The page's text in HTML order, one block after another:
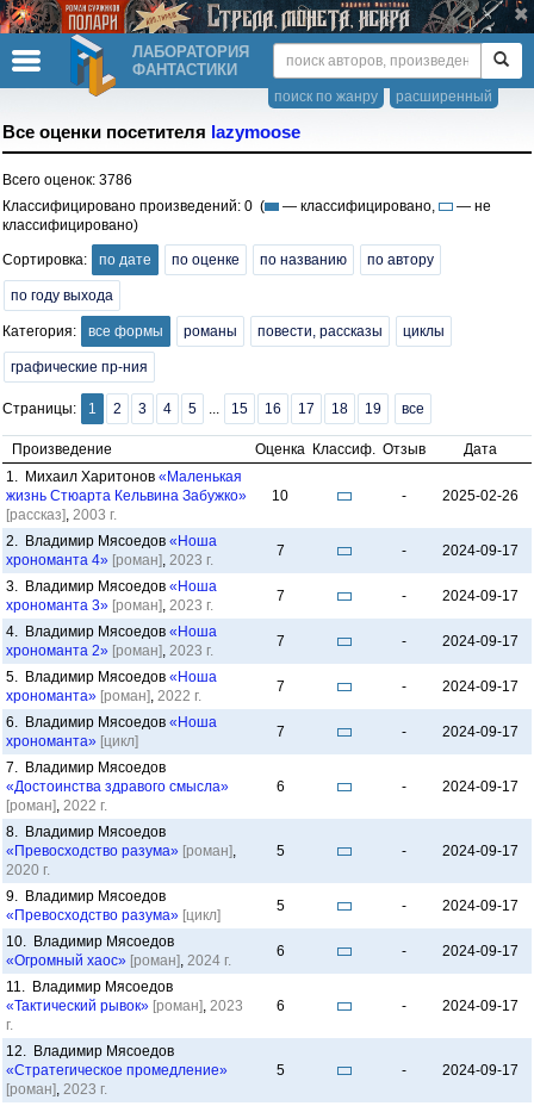
ЛАБОРАТОРИЯ
ФАНТАСТИКИ
расширенный
поиск по жанру
Все оценки посетителя lazymoose
Всего оценок: 3786
Классифицировано произведений: 0 (
— классифицировано,
— не
классифицировано)
Сортировка: по дате по оценке по названию по автору
по году выхода
Категория: все формы романы повести, рассказы циклы
графические пр-ния
Страницы: 1 2 3 4 5 ... 15 16 17 18 19 все
Произведение Оценка Классиф. Отзыв
Дата
1. Михаил Харитонов «Маленькая
жизнь Стюарта Кельвина Забужко»
[рассказ], 2003 г.
10 - 2025-02-26
2. Владимир Мясоедов «Ноша
хрономанта 4» [роман], 2023 г.
7 - 2024-09-17
3. Владимир Мясоедов «Ноша
хрономанта 3» [роман], 2023 г.
7 - 2024-09-17
4. Владимир Мясоедов «Ноша
хрономанта 2» [роман], 2023 г.
7 - 2024-09-17
5. Владимир Мясоедов «Ноша
хрономанта» [роман], 2022 г.
7 - 2024-09-17
6. Владимир Мясоедов «Ноша
хрономанта» [цикл]
7 - 2024-09-17
7. Владимир Мясоедов
«Достоинства здравого смысла»
[роман], 2022 г.
6 - 2024-09-17
8. Владимир Мясоедов
«Превосходство разума» [роман],
2020 г.
5 - 2024-09-17
9. Владимир Мясоедов
«Превосходство разума» [цикл]
5 - 2024-09-17
10. Владимир Мясоедов
«Огромный хаос» [роман], 2024 г.
6 - 2024-09-17
11. Владимир Мясоедов
«Тактический рывок» [роман], 2023
г.
6 - 2024-09-17
12. Владимир Мясоедов
«Стратегическое промедление»
[роман], 2023 г.
5 - 2024-09-17